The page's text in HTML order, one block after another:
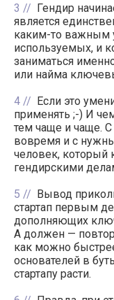
3
Гендир
является
каким-то важным
используемых, и
заниматься
или найма
4
Если это
применять ;-) И
тем чаще и чаще. С
вовремя и с
человек, который
гендирскими
5
Вывод
стартап первым
дополняющих
А должен —
как можно
основателей в
стартапу расти.